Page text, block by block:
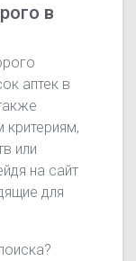
в
аптек в
критериям,
или
на сайт
для